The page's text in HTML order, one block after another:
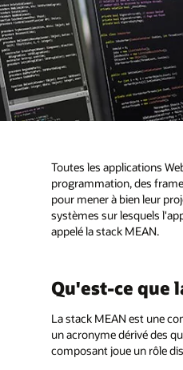
Toutes les applications
programmation, des
pour mener à bien leur
systèmes sur lesquels
appelé la stack MEAN.
Qu'est-ce que
La stack MEAN est une
un acronyme dérivé des
composant joue un rôle